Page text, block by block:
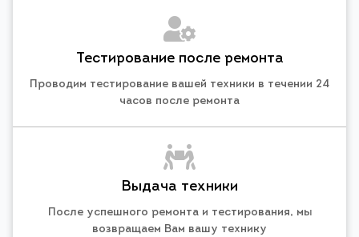
Тестирование после ремонта
Проводим тестирование вашей техники в течении 24
часов после ремонта
Выдача техники
После успешного ремонта и тестирования, мы
возвращаем Вам вашу технику